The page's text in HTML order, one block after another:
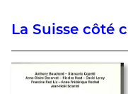
La Suisse côté